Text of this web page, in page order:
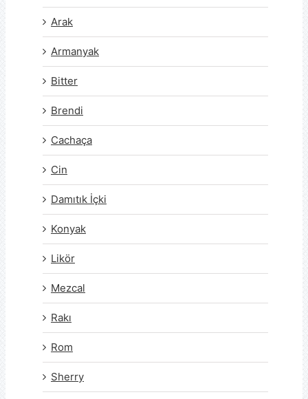
Arak
Armanyak
Bitter
Brendi
Cachaça
Cin
Damıtık İçki
Konyak
Likör
Mezcal
Rakı
Rom
Sherry